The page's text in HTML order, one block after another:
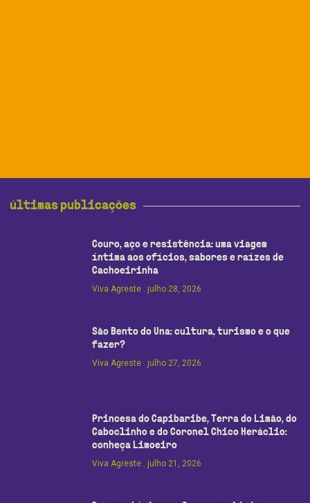
últimas publicações
Couro, aço e resistência: uma viagem
íntima aos ofícios, sabores e raízes de
Cachoeirinha
Viva Agreste
julho 28, 2026
São Bento do Una: cultura, turismo e o que
fazer?
Viva Agreste
julho 27, 2026
Princesa do Capibaribe, Terra do Limão, do
Caboclinho e do Coronel Chico Heráclio:
conheça Limoeiro
Viva Agreste
julho 21, 2026